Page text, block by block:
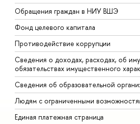
Обращения граждан в НИУ ВШЭ
Фонд целевого капитала
Противодействие коррупции
Сведения о доходах, расходах, об
обязательствах имущественного
Сведения об образовательной
Людям с ограниченными
Единая платежная страница